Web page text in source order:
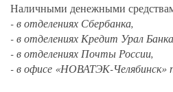
Наличными денежными
- в отделениях Сбербанка,
- в отделениях Кредит Урал
- в отделениях Почты России,
- в офисе «НОВАТЭК-Челябинск»